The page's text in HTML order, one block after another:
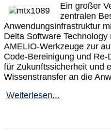
Ein großer
zentralen
Anwendungsinfrastruktur
Delta Software
AMELIO-Werkzeuge zur
Code-Bereinigung und
für Zukunftssicherheit und
Wissenstransfer an die
Weiterlesen...